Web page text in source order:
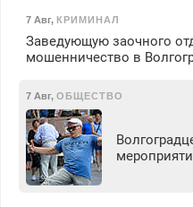
7 Авг, КРИМИНАЛ
Заведующую заочного
мошенничество в
7 Авг, ОБЩЕСТВО